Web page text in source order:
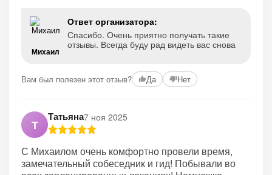
Михаил
Ответ организатора:
Спасибо. Очень приятно получать такие
отзывы. Всегда буду рад видеть вас снова
Вам был полезен этот отзыв? Да Нет
Т
Татьяна7 ноя 2025
С Михаилом очень комфортно провели время,
замечательный собеседник и гид! Побывали во